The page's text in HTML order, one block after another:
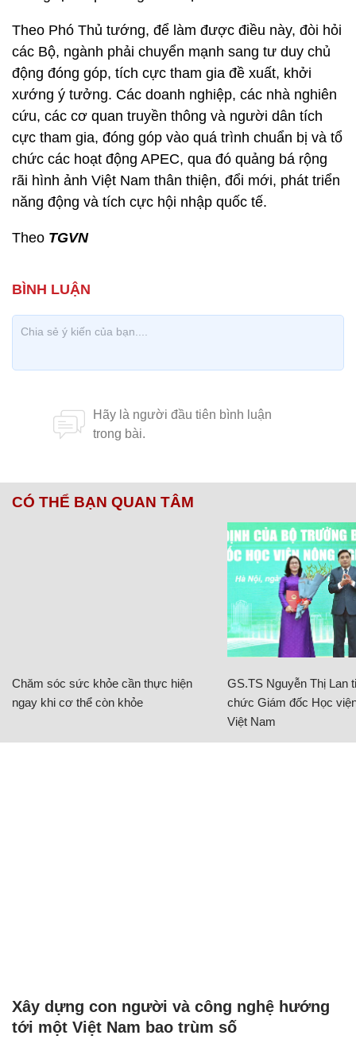
Theo Phó Thủ tướng, để làm được điều này, đòi hỏi
các Bộ, ngành phải chuyển mạnh sang tư duy chủ
động đóng góp, tích cực tham gia đề xuất, khởi
xướng ý tưởng. Các doanh nghiệp, các nhà nghiên
cứu, các cơ quan truyền thông và người dân tích
cực tham gia, đóng góp vào quá trình chuẩn bị và tổ
chức các hoạt động APEC, qua đó quảng bá rộng
rãi hình ảnh Việt Nam thân thiện, đổi mới, phát triển
năng động và tích cực hội nhập quốc tế.
Theo TGVN
CÓ THỂ BẠN QUAN TÂM
Chăm sóc sức khỏe cần thực hiện
ngay khi cơ thể còn khỏe
GS.TS Nguyễn Thị Lan
chức Giám đốc Học
Việt Nam
Xây dựng con người và công nghệ hướng
tới một Việt Nam bao trùm số